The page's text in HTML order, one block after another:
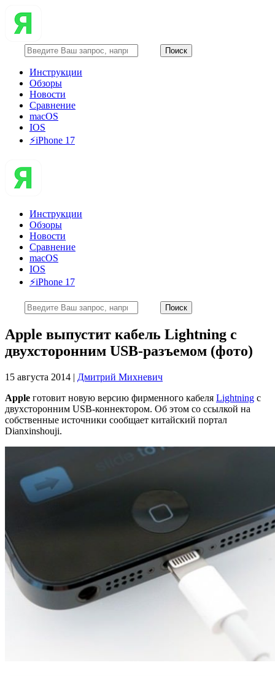
Инструкции
Обзоры
Новости
Сравнение
macOS
IOS
⚡️iPhone 17
Инструкции
Обзоры
Новости
Сравнение
macOS
IOS
⚡️iPhone 17
Apple выпустит кабель Lightning с
двухсторонним USB-разъемом (фото)
15 августа 2014 | Дмитрий Михневич
Apple готовит новую версию фирменного кабеля Lightning с
двухсторонним USB-коннектором. Об этом со ссылкой на
собственные источники сообщает китайский портал
Dianxinshouji.